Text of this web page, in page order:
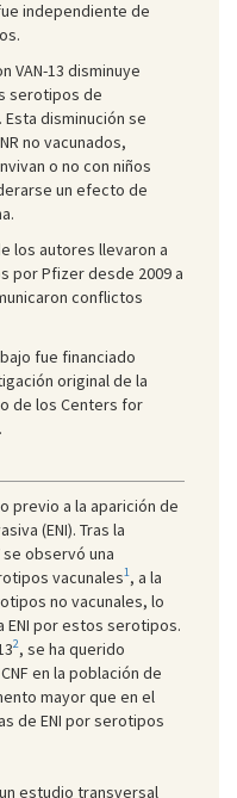
independiente de
VAN-13 disminuye
serotipos de
Esta disminución se
no vacunados,
o no con niños
un efecto de
los autores llevaron a
por Pfizer desde 2009 a
conflictos
fue financiado
original de la
de los Centers for
previo a la aparición de
(ENI). Tras la
se observó una
vacunales1, a la
no vacunales, lo
ENI por estos serotipos.
2, se ha querido
en la población de
mayor que en el
de ENI por serotipos
estudio transversal